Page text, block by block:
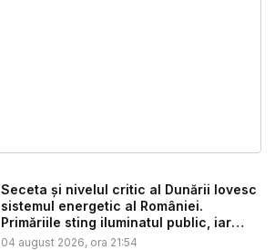
Seceta și nivelul critic al Dunării lovesc
sistemul energetic al României.
Primăriile sting iluminatul public, iar
co...
04 august 2026, ora 21:54